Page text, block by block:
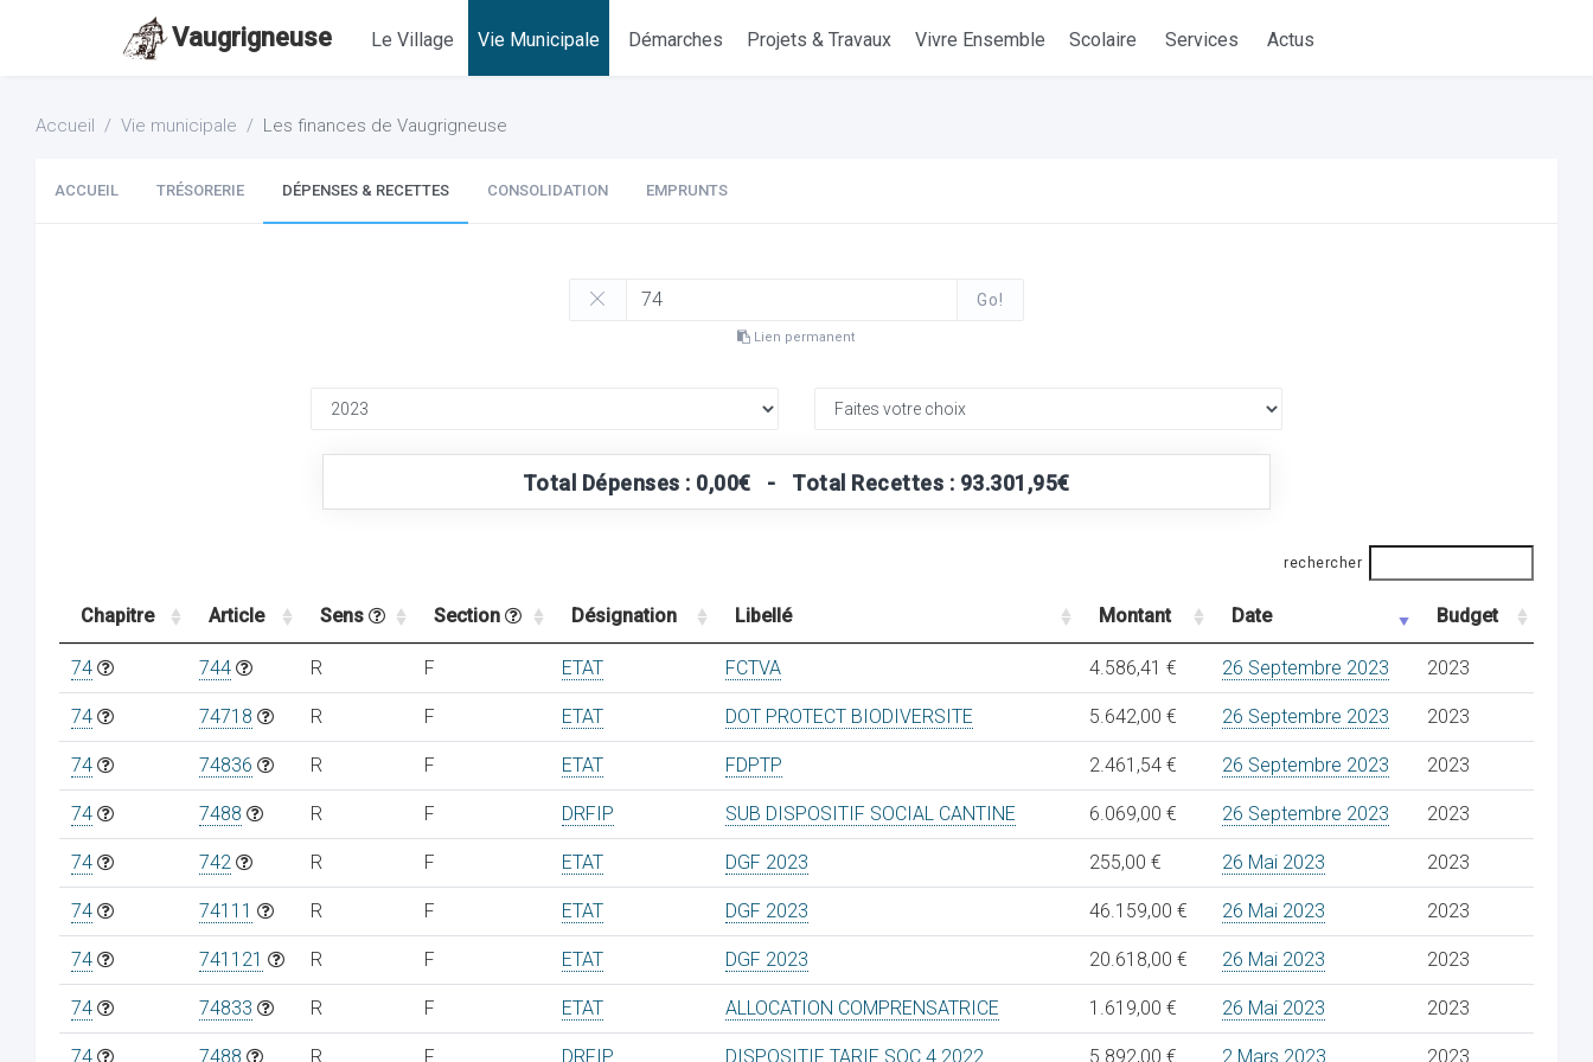
Vaugrigneuse Le Village Vie Municipale Démarches Projets & Travaux Vivre Ensemble Scolaire Services Actus
Accueil Vie municipale Les finances de Vaugrigneuse
ACCUEIL TRÉSORERIE DÉPENSES & RECETTES CONSOLIDATION EMPRUNTS
Go!
Lien permanent
Total Dépenses : 0,00€ - Total Recettes : 93.301,95€
rechercher
Chapitre Article Sens Section Désignation Libellé Montant Date Budget
74 744 R F ETAT FCTVA 4.586,41 € 26 Septembre 2023 2023
74 74718 R F ETAT DOT PROTECT BIODIVERSITE 5.642,00 € 26 Septembre 2023 2023
74 74836 R F ETAT FDPTP 2.461,54 € 26 Septembre 2023 2023
74 7488 R F DRFIP SUB DISPOSITIF SOCIAL CANTINE 6.069,00 € 26 Septembre 2023 2023
74 742 R F ETAT DGF 2023 255,00 € 26 Mai 2023 2023
74 74111 R F ETAT DGF 2023 46.159,00 € 26 Mai 2023 2023
74 741121 R F ETAT DGF 2023 20.618,00 € 26 Mai 2023 2023
74 74833 R F ETAT ALLOCATION COMPRENSATRICE 1.619,00 € 26 Mai 2023 2023
74 7488 R F DRFIP DISPOSITIF TARIF SOC 4 2022 5.892,00 € 2 Mars 2023 2023